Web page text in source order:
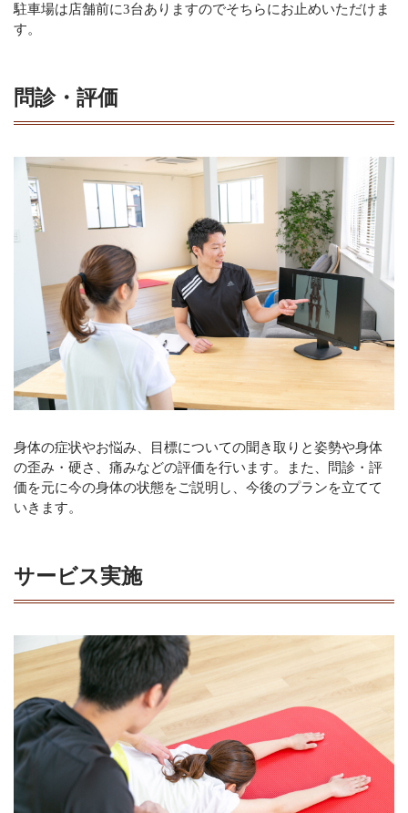
駐車場は店舗前に3台ありますのでそちらにお止めいただけま
す。
問診・評価
身体の症状やお悩み、目標についての聞き取りと姿勢や身体
の歪み・硬さ、痛みなどの評価を行います。また、問診・評
価を元に今の身体の状態をご説明し、今後のプランを立てて
いきます。
サービス実施